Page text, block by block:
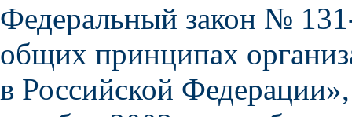
Федеральный закон №
общих принципах
в Российской